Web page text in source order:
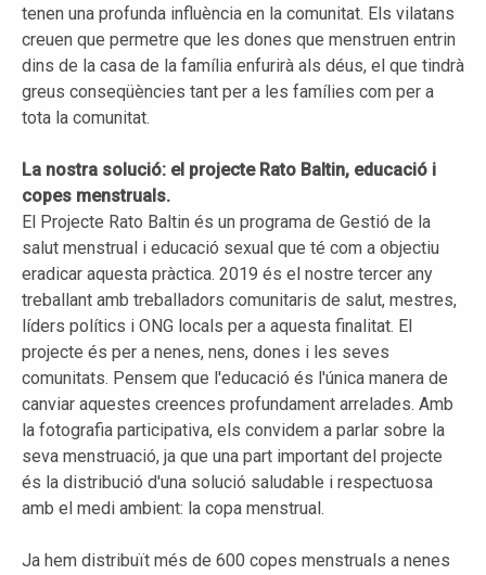
tenen una profunda influència en la comunitat. Els vilatans
creuen que permetre que les dones que menstruen entrin
dins de la casa de la família enfurirà als déus, el que tindrà
greus conseqüències tant per a les famílies com per a
tota la comunitat.
La nostra solució: el projecte Rato Baltin, educació i
copes menstruals.
El Projecte Rato Baltin és un programa de Gestió de la
salut menstrual i educació sexual que té com a objectiu
eradicar aquesta pràctica. 2019 és el nostre tercer any
treballant amb treballadors comunitaris de salut, mestres,
líders polítics i ONG locals per a aquesta finalitat. El
projecte és per a nenes, nens, dones i les seves
comunitats. Pensem que l'educació és l'única manera de
canviar aquestes creences profundament arrelades. Amb
la fotografia participativa, els convidem a parlar sobre la
seva menstruació, ja que una part important del projecte
és la distribució d'una solució saludable i respectuosa
amb el medi ambient: la copa menstrual.
Ja hem distribuït més de 600 copes menstruals a nenes